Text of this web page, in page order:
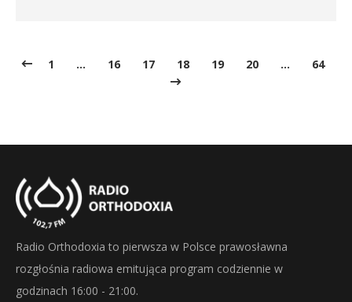
1 … 16 17 18 19 20 … 64
Radio Orthodoxia to pierwsza w Polsce prawosławna
rozgłośnia radiowa emitująca program codziennie w
godzinach 16:00 - 21:00.